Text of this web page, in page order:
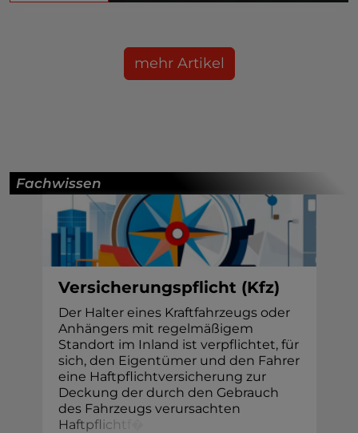
mehr Artikel
Fachwissen
Versicherungspflicht (Kfz)
Der Halter eines Kraftfahrzeugs oder
Anhängers mit regelmäßigem
Standort im Inland ist verpflichtet, für
sich, den Eigentümer und den Fahrer
eine Haftpflichtversicherung zur
Deckung der durch den Gebrauch
des Fahrzeugs verursachten
Haftpf ich t